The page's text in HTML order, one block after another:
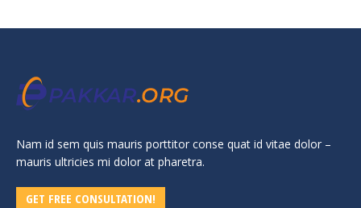
Nam id sem quis mauris porttitor conse quat id vitae dolor –
mauris ultricies mi dolor at pharetra.
GET FREE CONSULTATION!